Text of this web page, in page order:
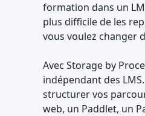
formation dans un
plus difficile de les
vous voulez changer
Avec Storage by
indépendant des
structurer vos
web, un Paddlet, un